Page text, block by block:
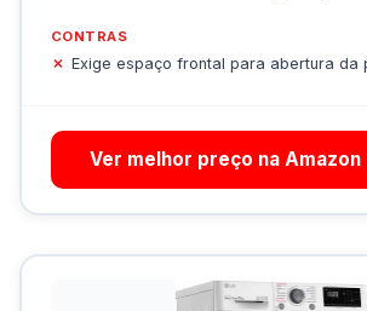
CONTRAS
Exige espaço frontal para abertura da
Ver melhor preço na Amazon